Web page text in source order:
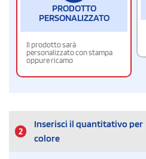
PRODOTTO
PERSONALIZZATO
Il prodotto sarà
personalizzato con stampa
oppure ricamo
2
Inserisci il quantitativo per
colore